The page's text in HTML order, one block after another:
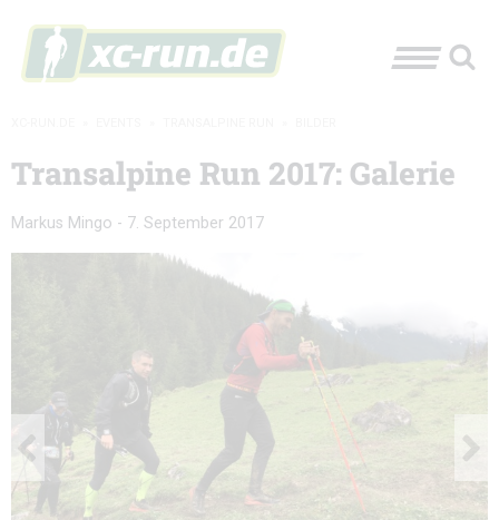
Transalpine Run 2017: Galerie
Markus Mingo - 7. September 2017